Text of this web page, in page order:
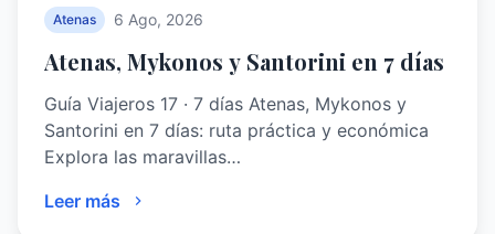
Atenas 6 Ago, 2026
Atenas, Mykonos y Santorini en 7 días
Guía Viajeros 17 · 7 días Atenas, Mykonos y
Santorini en 7 días: ruta práctica y económica
Explora las maravillas…
Leer más